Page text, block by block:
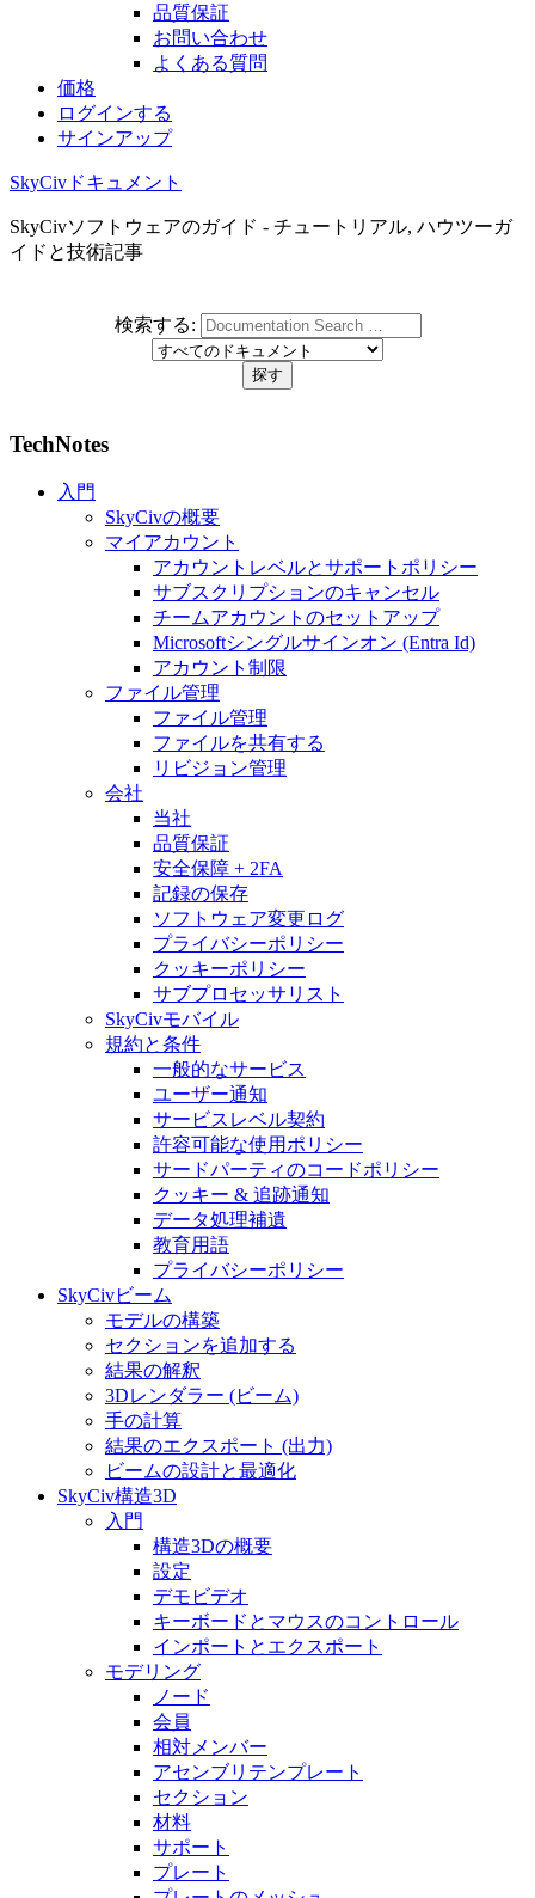
品質保証
お問い合わせ
よくある質問
価格
ログインする
サインアップ
SkyCivドキュメント
SkyCivソフトウェアのガイド - チュートリアル, ハウツーガ
イドと技術記事
検索する:
TechNotes
入門
SkyCivの概要
マイアカウント
アカウントレベルとサポートポリシー
サブスクリプションのキャンセル
チームアカウントのセットアップ
Microsoftシングルサインオン (Entra Id)
アカウント制限
ファイル管理
ファイル管理
ファイルを共有する
リビジョン管理
会社
当社
品質保証
安全保障 + 2FA
記録の保存
ソフトウェア変更ログ
プライバシーポリシー
クッキーポリシー
サブプロセッサリスト
SkyCivモバイル
規約と条件
一般的なサービス
ユーザー通知
サービスレベル契約
許容可能な使用ポリシー
サードパーティのコードポリシー
クッキー & 追跡通知
データ処理補遺
教育用語
プライバシーポリシー
SkyCivビーム
モデルの構築
セクションを追加する
結果の解釈
3Dレンダラー (ビーム)
手の計算
結果のエクスポート (出力)
ビームの設計と最適化
SkyCiv構造3D
入門
構造3Dの概要
設定
デモビデオ
キーボードとマウスのコントロール
インポートとエクスポート
モデリング
ノード
会員
相対メンバー
アセンブリテンプレート
セクション
材料
サポート
プレート